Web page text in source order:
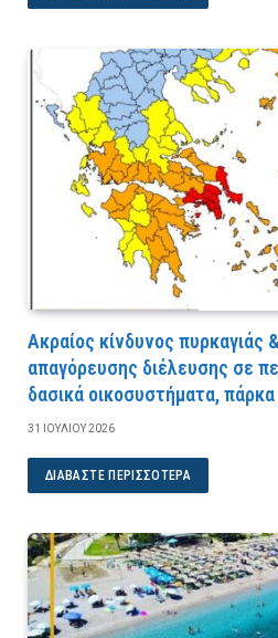
Ακραίος κίνδυνος πυρκαγιάς
απαγόρευσης διέλευσης σε
δασικά οικοσυστήματα, πάρκα
31 ΙΟΥΛΊΟΥ 2026
ΔΙΑΒΆΣΤΕ ΠΕΡΙΣΣΌΤΕΡΑ